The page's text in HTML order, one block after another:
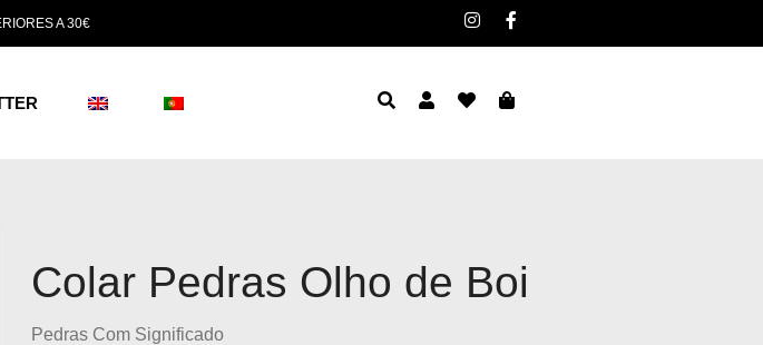
A 30€
Colar Pedras Olho de Boi
Pedras Com Significado